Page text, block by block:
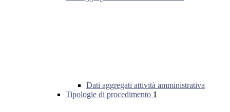
Dati aggregati attività amministrativa
Tipologie di procedimento 1